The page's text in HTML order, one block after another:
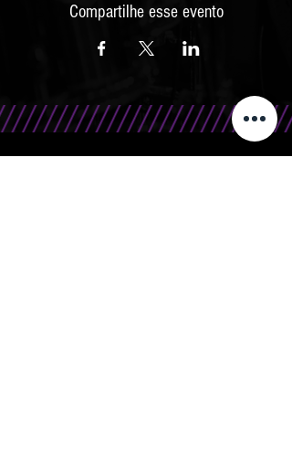
Compartilhe esse evento